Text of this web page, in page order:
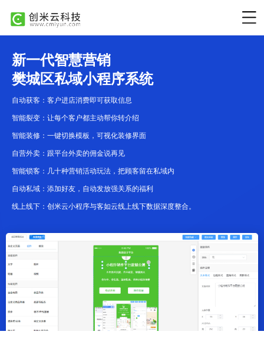
新一代智慧营销
樊城区私域小程序系统
自动获客：客户进店消费即可获取信息
智能裂变：让每个客户都主动帮你转介绍
智能装修：一键切换模板，可视化装修界面
自营外卖：跟平台外卖的佣金说再见
智能锁客：几十种营销活动玩法，把顾客留在私域内
自动私域：添加好友，自动发放强关系的福利
线上线下：创米云小程序与客如云线上线下数据深度整合。